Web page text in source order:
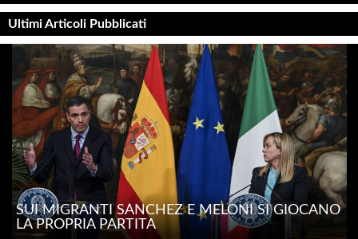
Ultimi Articoli Pubblicati
SUI MIGRANTI SÁNCHEZ E MELONI SI GIOCANO
LA PROPRIA PARTITA